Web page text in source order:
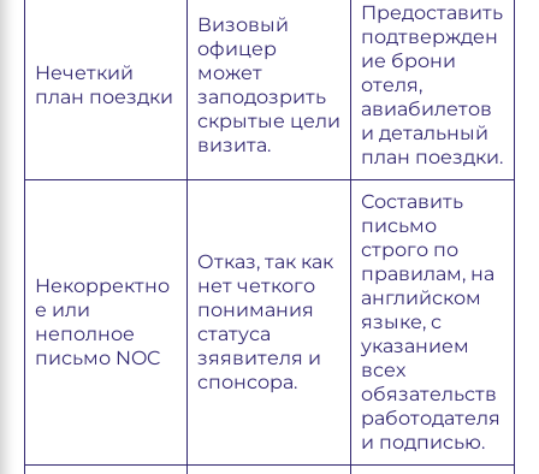
Нечеткий
план поездки
Визовый
офицер
может
заподозрить
скрытые цели
визита.
Предоставить
подтвержден
ие брони
отеля,
авиабилетов
и детальный
план поездки.
Некорректно
е или
неполное
письмо NOC
Отказ, так как
нет четкого
понимания
статуса
зяявителя и
спонсора.
Составить
письмо
строго по
правилам, на
английском
языке, с
указанием
всех
обязательств
работодателя
и подписью.